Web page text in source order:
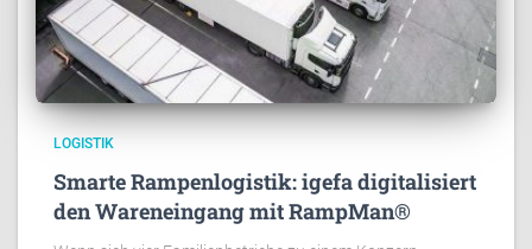
LOGISTIK
Smarte Rampenlogistik: igefa digitalisiert
den Wareneingang mit RampMan®